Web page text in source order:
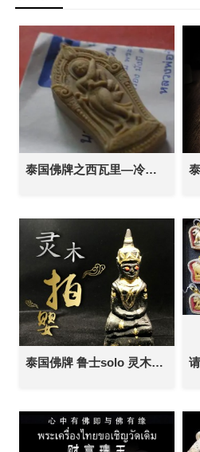
泰国佛牌之西瓦里—冷门但吸财的佛牌
泰国佛牌 鲁士solo 灵木拍婴 招财转运 人缘姻缘 桃花魅力 财运事业 生意金融